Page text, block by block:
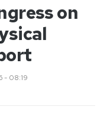
on
- 08:19